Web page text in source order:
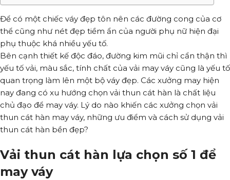
Để có một chiếc váy đẹp tôn nên các đường cong của cơ
thể cũng như nét đẹp tiềm ẩn của người phụ nữ hiện đại
phụ thuộc khá nhiều yếu tố.
Bên cạnh thiết kế độc đáo, đường kim mũi chỉ cẩn thận thì
yếu tố vải, màu sắc, tính chất của vải may váy cũng là yếu tố
quan trọng làm lên một bộ váy đẹp. Các xưởng may hiện
nay đang có xu hướng chọn vải thun cát hàn là chất liệu
chủ đạo để may váy. Lý do nào khiến các xưởng chọn vải
thun cát hàn may váy, những ưu điểm và cách sử dụng vải
thun cát hàn bền đẹp?
Vải thun cát hàn lựa chọn số 1 để
may váy